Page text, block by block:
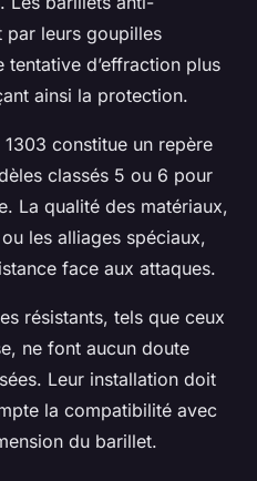
par leurs goupilles
d’effraction plus
ainsi la protection.
constitue un repère
classés 5 ou 6 pour
La qualité des matériaux,
les alliages spéciaux,
face aux attaques.
résistants, tels que ceux
ne font aucun doute
Leur installation doit
la compatibilité avec
du barillet.